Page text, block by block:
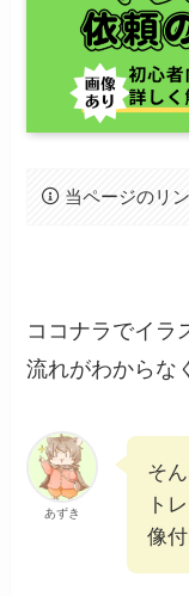
当ページのリ
ココナラでイラ
流れがわからな
あずき
そ
ト
像